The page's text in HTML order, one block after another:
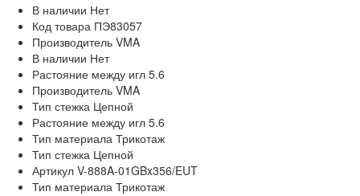
В наличии Нет
Код товара ПЭ83057
Производитель VMA
В наличии Нет
Растояние между игл 5.6
Производитель VMA
Тип стежка Цепной
Растояние между игл 5.6
Тип материала Трикотаж
Тип стежка Цепной
Артикул V-888A-01GBx356/EUT
Тип материала Трикотаж